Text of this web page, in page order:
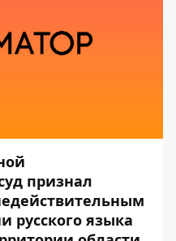
признал
русского языка